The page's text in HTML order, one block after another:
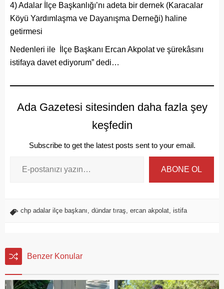
4) Adalar İlçe Başkanlığı’nı adeta bir dernek (Karacalar
Köyü Yardımlaşma ve Dayanışma Derneği) haline
getirmesi
Nedenleri ile İlçe Başkanı Ercan Akpolat ve şürekâsını
istifaya davet ediyorum” dedi…
Ada Gazetesi sitesinden daha fazla şey
keşfedin
Subscribe to get the latest posts sent to your email.
ABONE OL
chp adalar ilçe başkanı, dündar tıraş, ercan akpolat, istifa
Benzer Konular